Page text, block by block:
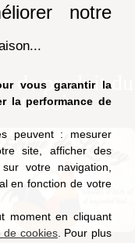
notre
vous garantir la
la performance de
peuvent : mesurer
site, afficher des
votre navigation,
en fonction de votre
moment en cliquant
de cookies. Pour plus
de produit du
terroir